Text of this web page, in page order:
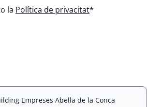
la Política de privacitat*
Empreses Abella de la Conca